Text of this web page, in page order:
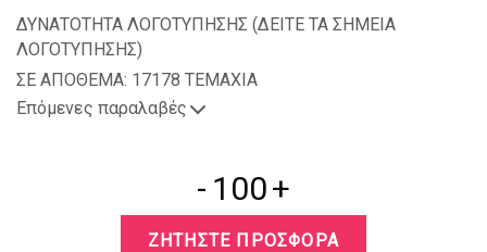
ΔΥΝΑΤΟΤΗΤΑ ΛΟΓΟΤΥΠΗΣΗΣ (ΔΕΙΤΕ ΤΑ ΣΗΜΕΙΑ
ΛΟΓΟΤΥΠΗΣΗΣ)
ΣΕ ΑΠΟΘΕΜΑ: 17178 TEMAXIA
Επόμενες παραλαβές
- +
ΖΗΤΗΣΤΕ ΠΡΟΣΦΟΡΑ